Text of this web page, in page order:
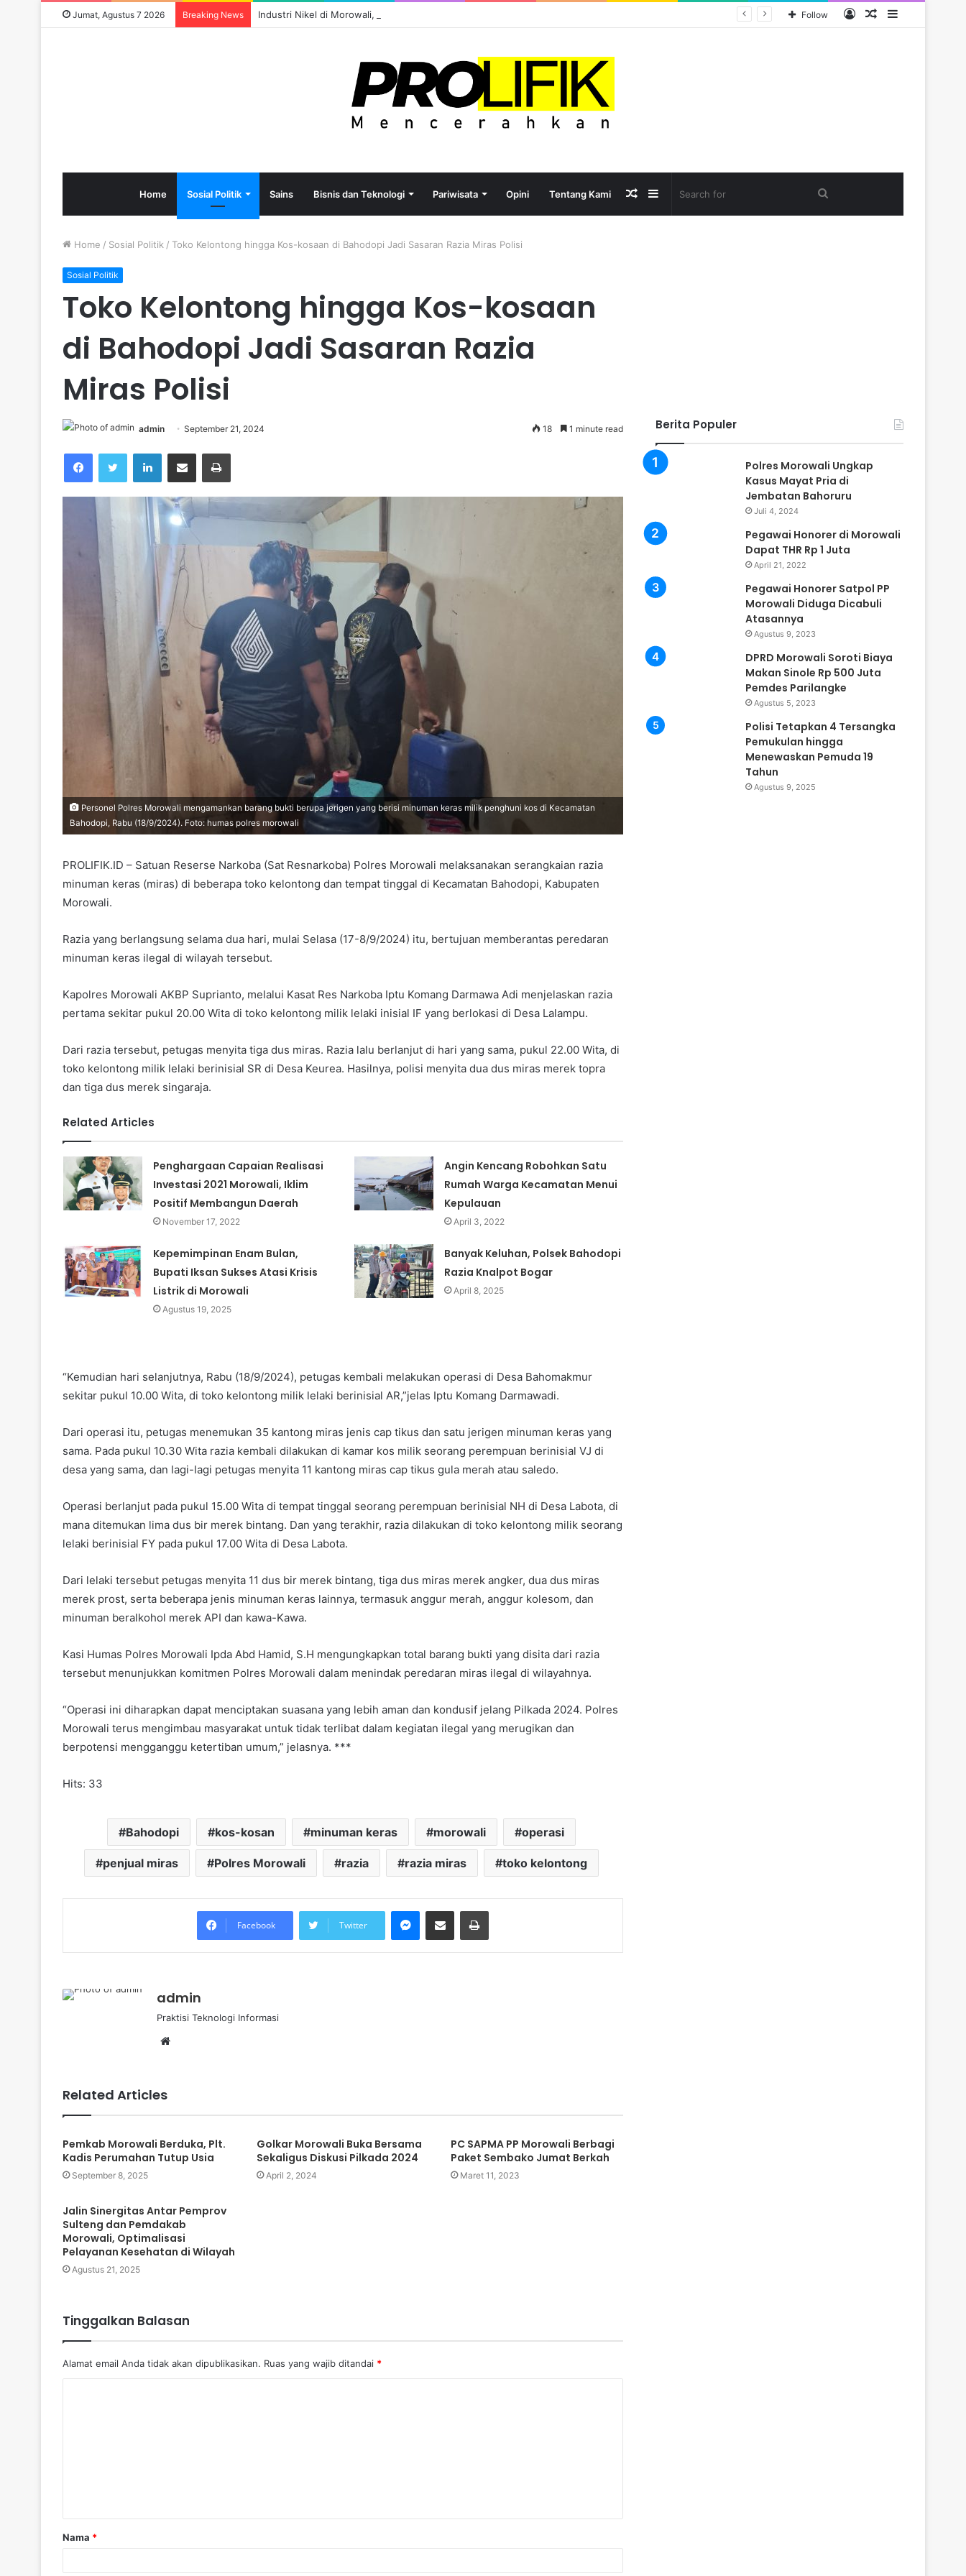
Jumat, Agustus 7 2026 Breaking News Industri Nikel di Morowali, Potensi atau Kutukan Sumber Daya? Sidebar
Random
Log
Follow
Home Sosial Politik Sains Bisnis dan Teknologi Pariwisata Opini Tentang Kami Search
Sidebar
Random
Home / Sosial Politik / Toko Kelontong hingga Kos-kosaan di Bahodopi Jadi Sasaran Razia Miras Polisi
Sosial Politik
Toko Kelontong hingga Kos-kosaan
di Bahodopi Jadi Sasaran Razia
Miras Polisi
admin September 21, 2024 18 1 minute read
FacebookTwitter LinkedInShare via Email Print
Personel Polres Morowali mengamankan barang bukti berupa jerigen yang berisi minuman keras milik penghuni kos di Kecamatan
Bahodopi, Rabu (18/9/2024). Foto: humas polres morowali
PROLIFIK.ID – Satuan Reserse Narkoba (Sat Resnarkoba) Polres Morowali melaksanakan serangkaian razia
minuman keras (miras) di beberapa toko kelontong dan tempat tinggal di Kecamatan Bahodopi, Kabupaten
Morowali.
Razia yang berlangsung selama dua hari, mulai Selasa (17-8/9/2024) itu, bertujuan memberantas peredaran
minuman keras ilegal di wilayah tersebut.
Kapolres Morowali AKBP Suprianto, melalui Kasat Res Narkoba Iptu Komang Darmawa Adi menjelaskan razia
pertama sekitar pukul 20.00 Wita di toko kelontong milik lelaki inisial IF yang berlokasi di Desa Lalampu.
Dari razia tersebut, petugas menyita tiga dus miras. Razia lalu berlanjut di hari yang sama, pukul 22.00 Wita, di
toko kelontong milik lelaki berinisial SR di Desa Keurea. Hasilnya, polisi menyita dua dus miras merek topra
dan tiga dus merek singaraja.
Related Articles
Penghargaan Capaian Realisasi
Investasi 2021 Morowali, Iklim
Positif Membangun Daerah
November 17, 2022
Angin Kencang Robohkan Satu
Rumah Warga Kecamatan Menui
Kepulauan
April 3, 2022
Kepemimpinan Enam Bulan,
Bupati Iksan Sukses Atasi Krisis
Listrik di Morowali
Agustus 19, 2025
Banyak Keluhan, Polsek Bahodopi
Razia Knalpot Bogar
April 8, 2025
“Kemudian hari selanjutnya, Rabu (18/9/2024), petugas kembali melakukan operasi di Desa Bahomakmur
sekitar pukul 10.00 Wita, di toko kelontong milik lelaki berinisial AR,”jelas Iptu Komang Darmawadi.
Dari operasi itu, petugas menemukan 35 kantong miras jenis cap tikus dan satu jerigen minuman keras yang
sama. Pada pukul 10.30 Wita razia kembali dilakukan di kamar kos milik seorang perempuan berinisial VJ di
desa yang sama, dan lagi-lagi petugas menyita 11 kantong miras cap tikus gula merah atau saledo.
Operasi berlanjut pada pukul 15.00 Wita di tempat tinggal seorang perempuan berinisial NH di Desa Labota, di
mana ditemukan lima dus bir merek bintang. Dan yang terakhir, razia dilakukan di toko kelontong milik seorang
lelaki berinisial FY pada pukul 17.00 Wita di Desa Labota.
Dari lelaki tersebut petugas menyita 11 dus bir merek bintang, tiga dus miras merek angker, dua dus miras
merek prost, serta beberapa jenis minuman keras lainnya, termasuk anggur merah, anggur kolesom, dan
minuman beralkohol merek API dan kawa-Kawa.
Kasi Humas Polres Morowali Ipda Abd Hamid, S.H mengungkapkan total barang bukti yang disita dari razia
tersebut menunjukkan komitmen Polres Morowali dalam menindak peredaran miras ilegal di wilayahnya.
“Operasi ini diharapkan dapat menciptakan suasana yang lebih aman dan kondusif jelang Pilkada 2024. Polres
Morowali terus mengimbau masyarakat untuk tidak terlibat dalam kegiatan ilegal yang merugikan dan
berpotensi mengganggu ketertiban umum,” jelasnya. ***
Hits: 33
Bahodopi kos-kosan minuman keras morowali operasi
penjual miras Polres Morowali razia razia miras toko kelontong
Facebook Twitter
Messenger
Share via Email Print
admin
Praktisi Teknologi Informasi
Website
Related Articles
Pemkab Morowali Berduka, Plt.
Kadis Perumahan Tutup Usia
September 8, 2025
Golkar Morowali Buka Bersama
Sekaligus Diskusi Pilkada 2024
April 2, 2024
PC SAPMA PP Morowali Berbagi
Paket Sembako Jumat Berkah
Maret 11, 2023
Jalin Sinergitas Antar Pemprov
Sulteng dan Pemdakab
Morowali, Optimalisasi
Pelayanan Kesehatan di Wilayah
Agustus 21, 2025
Tinggalkan Balasan
Alamat email Anda tidak akan dipublikasikan. Ruas yang wajib ditandai *
a
r
Nama *
Berita Populer
Polres Morowali Ungkap
Kasus Mayat Pria di
Jembatan Bahoruru
Juli 4, 2024
Pegawai Honorer di Morowali
Dapat THR Rp 1 Juta
April 21, 2022
Pegawai Honorer Satpol PP
Morowali Diduga Dicabuli
Atasannya
Agustus 9, 2023
DPRD Morowali Soroti Biaya
Makan Sinole Rp 500 Juta
Pemdes Parilangke
Agustus 5, 2023
Polisi Tetapkan 4 Tersangka
Pemukulan hingga
Menewaskan Pemuda 19
Tahun
Agustus 9, 2025